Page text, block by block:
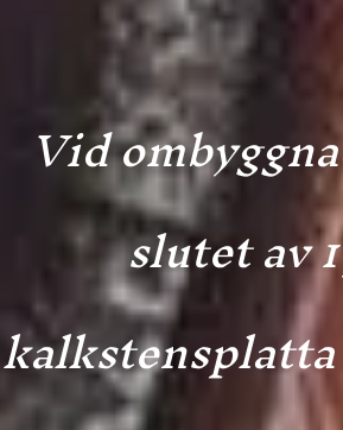
Vid
slutet av